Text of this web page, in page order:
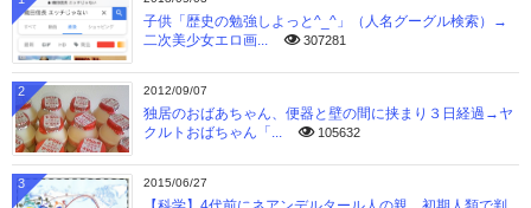
子供「歴史の勉強しよっと^_^」（人名グーグル検索）→
二次美少女エロ画...
307281
2012/09/07
独居のおばあちゃん、便器と壁の間に挟まり３日経過→ヤ
クルトおばちゃん「...
105632
2
2015/06/27
3